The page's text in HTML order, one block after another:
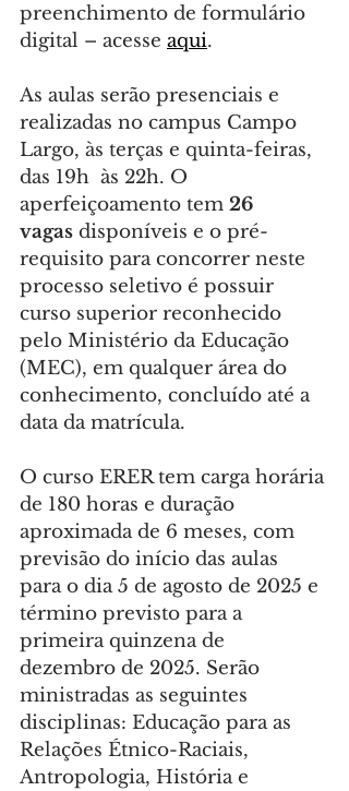
preenchimento de formulário
digital – acesse aqui.
As aulas serão presenciais e
realizadas no campus Campo
Largo, às terças e quinta-feiras,
das 19h  às 22h. O
aperfeiçoamento tem 26
vagas disponíveis e o pré-
requisito para concorrer neste
processo seletivo é possuir
curso superior reconhecido
pelo Ministério da Educação
(MEC), em qualquer área do
conhecimento, concluído até a
data da matrícula.
O curso ERER tem carga horária
de 180 horas e duração
aproximada de 6 meses, com
previsão do início das aulas
para o dia 5 de agosto de 2025 e
término previsto para a
primeira quinzena de
dezembro de 2025. Serão
ministradas as seguintes
disciplinas: Educação para as
Relações Étnico-Raciais,
Antropologia, História e